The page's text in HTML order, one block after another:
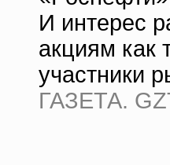
И интерес
акциям как
участники
ГАЗЕТА.